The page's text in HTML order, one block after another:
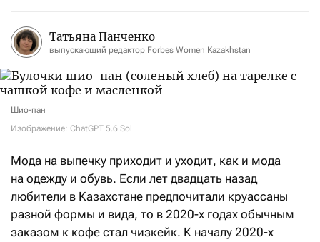
Татьяна Панченко
выпускающий редактор Forbes Women Kazakhstan
Шио-пан
Изображение: ChatGPT 5.6 Sol
Мода на выпечку приходит и уходит, как и мода
на одежду и обувь. Если лет двадцать назад
любители в Казахстане предпочитали круассаны
разной формы и вида, то в 2020-х годах обычным
заказом к кофе стал чизкейк. К началу 2020-х